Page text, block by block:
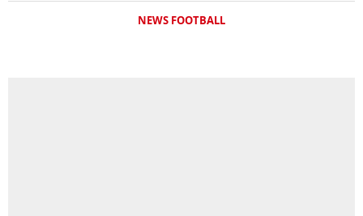
NEWS FOOTBALL